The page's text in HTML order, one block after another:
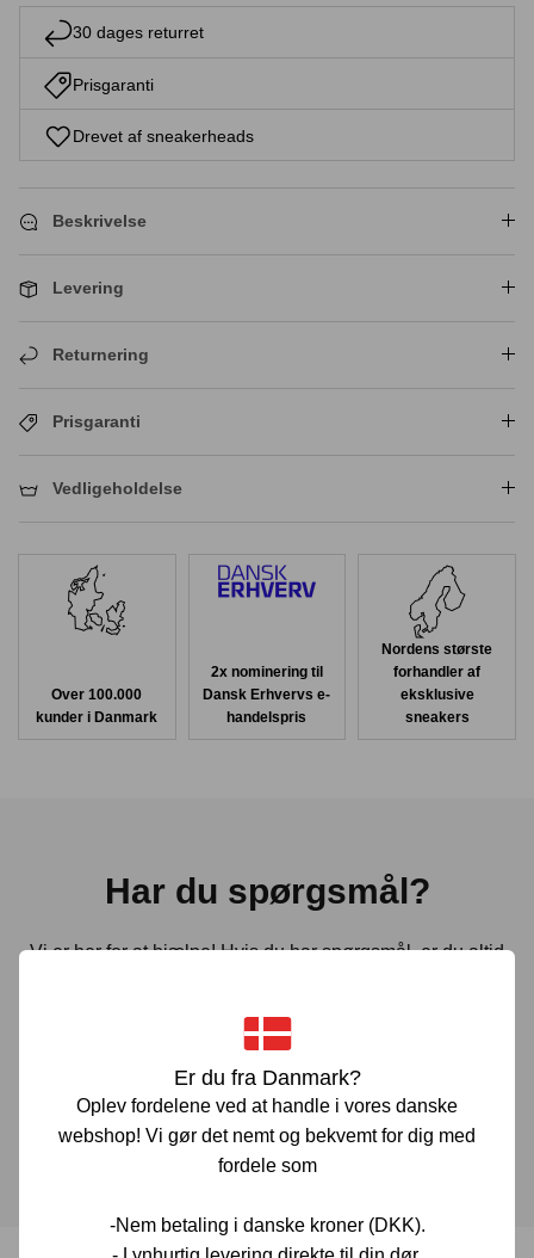
Sneaker rengøring
Er du fra Danmark?
Oplev fordelene ved at handle i vores danske
webshop! Vi gør det nemt og bekvemt for dig med
fordele som
-Nem betaling i danske kroner (DKK).
30 dages returret
Prisgaranti
Drevet af sneakerheads
Beskrivelse
Levering
Returnering
Prisgaranti
Vedligeholdelse
Over 100.000
kunder i Danmark
2x nominering til
Dansk Erhvervs e-
handelspris
Nordens største
forhandler af
eksklusive
sneakers
Har du spørgsmål?
Vi er her for at hjælpe! Hvis du har spørgsmål, er du altid
muligt.
KONTAKT OS